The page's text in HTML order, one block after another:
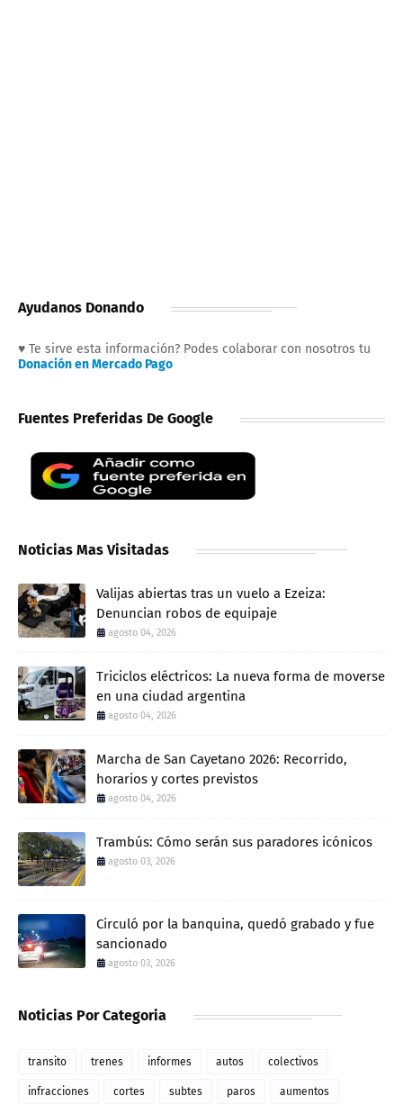
Ayudanos Donando
♥ Te sirve esta información? Podes colaborar con nosotros tu
Donación en Mercado Pago
Fuentes Preferidas De Google
Noticias Mas Visitadas
Valijas abiertas tras un vuelo a Ezeiza:
Denuncian robos de equipaje
agosto 04, 2026
Triciclos eléctricos: La nueva forma de moverse
en una ciudad argentina
agosto 04, 2026
Marcha de San Cayetano 2026: Recorrido,
horarios y cortes previstos
agosto 04, 2026
Trambús: Cómo serán sus paradores icónicos
agosto 03, 2026
Circuló por la banquina, quedó grabado y fue
sancionado
agosto 03, 2026
Noticias Por Categoria
transito trenes informes autos colectivos
infracciones cortes subtes paros aumentos